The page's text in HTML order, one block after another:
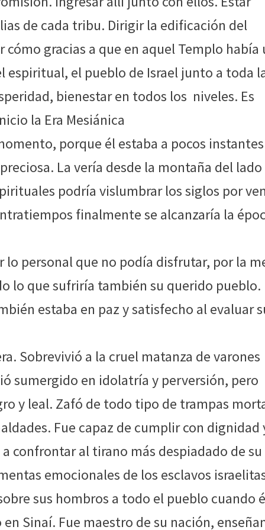
de cada tribu. Dirigir la edificación del
gracias a que en aquel Templo había
espiritual, el pueblo de Israel junto a toda
bienestar en todos los niveles. Es
la Era Mesiánica
porque él estaba a pocos
La vería desde la montaña del lado
podría vislumbrar los siglos por
finalmente se alcanzaría la
lo personal que no podía disfrutar, por la
lo que sufriría también su querido pueblo.
estaba en paz y satisfecho al evaluar
Sobrevivió a la cruel matanza de varones
sumergido en idolatría y perversión, pero
y leal. Zafó de todo tipo de trampas
Fue capaz de cumplir con dignidad
confrontar al tirano más despiadado de su
emocionales de los esclavos
sus hombros a todo el pueblo cuando
Sinaí. Fue maestro de su nación,